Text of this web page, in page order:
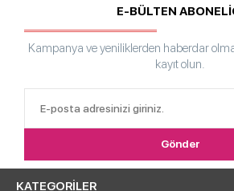
E-BÜLTEN
Kampanya ve yeniliklerden haberdar
kayıt olun.
KATEGORILER